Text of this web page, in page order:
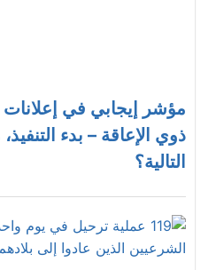
مؤشر إيجابي في إعلانات
ذوي الإعاقة – بدء
التالية؟